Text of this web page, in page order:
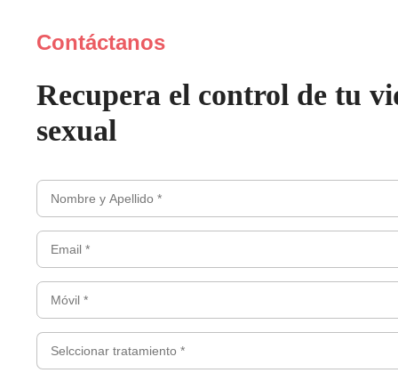
Contáctanos
Recupera el control de tu
sexual
Nombre
y
apellidos
*
(Obligatorio)
*
(Obligatorio)
*
(Obligatorio)
tratamiento